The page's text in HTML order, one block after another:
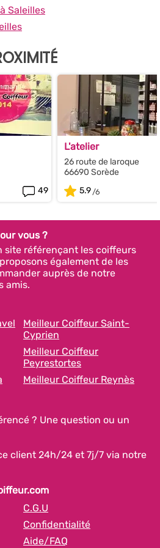
Saleilles
49
L'atelier
26 route de laroque
66690 Sorède
5.9
vous ?
site référençant les coiffeurs
également de les
auprès de notre
amis.
Meilleur Coiffeur Saint-
Cyprien
Meilleur Coiffeur
Peyrestortes
Meilleur Coiffeur Reynès
? Une question ou un
client 24h/24 et 7j/7 via notre
C.G.U
Confidentialité
Aide/FAQ